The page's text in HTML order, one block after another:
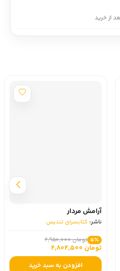
از خرید
آرامش مردار
ناشر: کتابسرای تندیس
5٪ تومان 2,950,000
تومان 2,802,500
افزودن به سبد خرید